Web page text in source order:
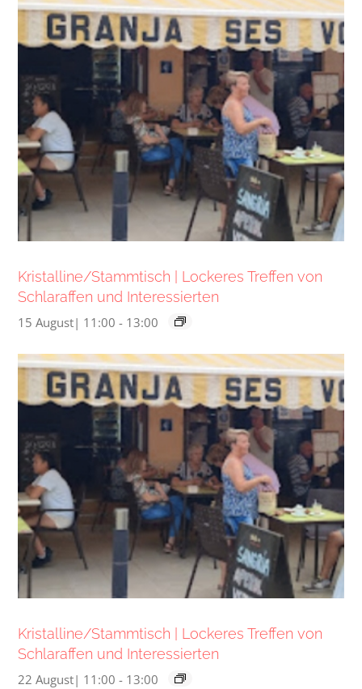
Kristalline/Stammtisch | Lockeres Treffen von
Schlaraffen und Interessierten
15 August| 11:00 - 13:00
Kristalline/Stammtisch | Lockeres Treffen von
Schlaraffen und Interessierten
22 August| 11:00 - 13:00